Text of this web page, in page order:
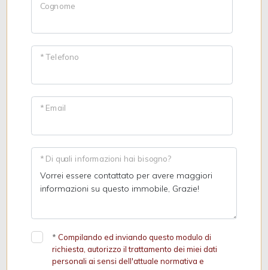
Cognome
* Telefono
* Email
* Di quali informazioni hai bisogno?
* Compilando ed inviando questo modulo di
richiesta, autorizzo il trattamento dei miei dati
personali ai sensi dell'attuale normativa e